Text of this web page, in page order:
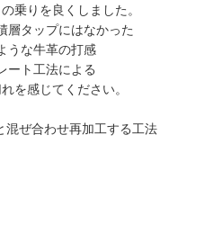
乗りを良くしました。
層タップにはなかった
うな牛革の打感
ート工法による
を感じてください。
混ぜ合わせ再加工する工法